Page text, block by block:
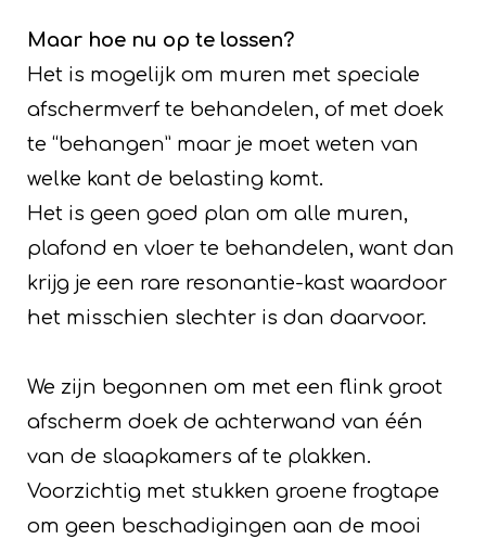
Maar hoe nu op te lossen?
Het is mogelijk om muren met speciale
afschermverf te behandelen, of met doek
te “behangen” maar je moet weten van
welke kant de belasting komt.
Het is geen goed plan om alle muren,
plafond en vloer te behandelen, want dan
krijg je een rare resonantie-kast waardoor
het misschien slechter is dan daarvoor.
We zijn begonnen om met een flink groot
afscherm doek de achterwand van één
van de slaapkamers af te plakken.
Voorzichtig met stukken groene frogtape
om geen beschadigingen aan de mooi